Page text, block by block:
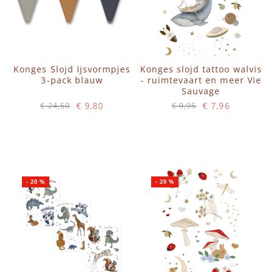
Konges Slojd Ijsvormpjes
3-pack blauw
€ 9,80
€ 24,50
Konges slojd tattoo walvis
- ruimtevaart en meer Vie
Sauvage
€ 7,96
€ 9,95
-20 % - 20 %